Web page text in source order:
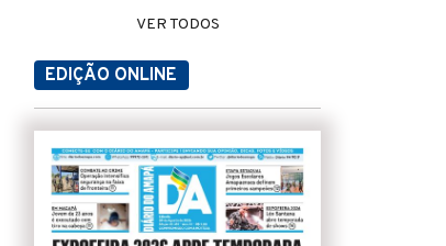
VER TODOS
EDIÇÃO ONLINE